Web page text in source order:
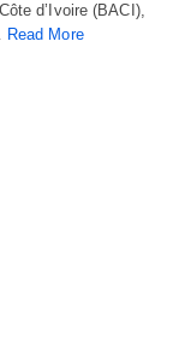
d’Ivoire (BACI),
Read More